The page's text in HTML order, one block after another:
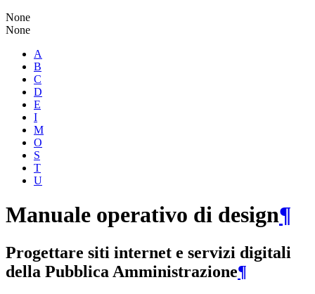
None
None
A
B
C
D
E
I
M
O
S
T
U
Manuale operativo di design¶
Progettare siti internet e servizi digitali
della Pubblica Amministrazione¶